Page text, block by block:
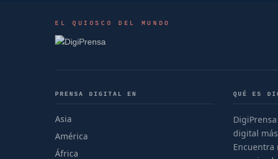
EL QUIOSCO DEL MUNDO
PRENSA DIGITAL EN
Asia
América
África
QUÉ ES
digital
Encuentra